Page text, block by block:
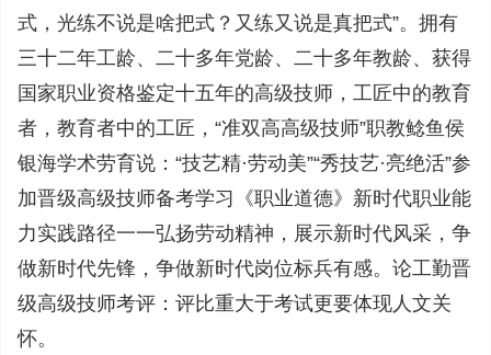
式，光练不说是啥把式？又练又说是真把式”。拥有
三十二年工龄、二十多年党龄、二十多年教龄、获得
国家职业资格鉴定十五年的高级技师，工匠中的教育
者，教育者中的工匠，“准双高高级技师”职教鲶鱼侯
银海学术劳育说：“技艺精·劳动美”“秀技艺·亮绝活”参
加晋级高级技师备考学习《职业道德》新时代职业能
力实践路径一一弘扬劳动精神，展示新时代风采，争
做新时代先锋，争做新时代岗位标兵有感。论工勤晋
级高级技师考评：评比重大于考试更要体现人文关
怀。